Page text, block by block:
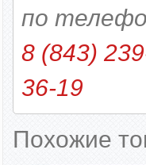
по
8 (843)
36-19
Похожие